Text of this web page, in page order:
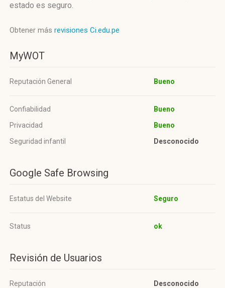
estado es seguro.
Obtener más revisiones Ci.edu.pe
MyWOT
Reputación General Bueno
Confiabilidad
Bueno
Privacidad
Bueno
Seguridad infantil
Desconocido
Google Safe Browsing
Estatus del Website Seguro
Status ok
Revisión de Usuarios
Reputación Desconocido